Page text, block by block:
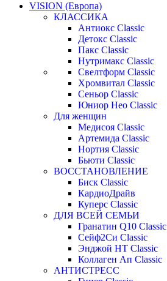
VISION (Европа)
КЛАССИКА
Антиокс Classic
Детокс Classic
Пакс Classic
Нутримакс Classic
Свелтформ Classic
Хромвитал Classic
Сеньор Classic
Юниор Нео Classic
Для женщин
Медисоя Classic
Артемида Classic
Нортия Classic
Бьюти Classic
ВОССТАНОВЛЕНИЕ
Биск Classic
КардиоДрайв
Куперс Classic
ДЛЯ ВСЕЙ СЕМЬИ
Гранатин Q10 Classic
Сейф2Си Classic
Энджой НТ Classic
Коллаген Ап Classic
АНТИСТРЕСС